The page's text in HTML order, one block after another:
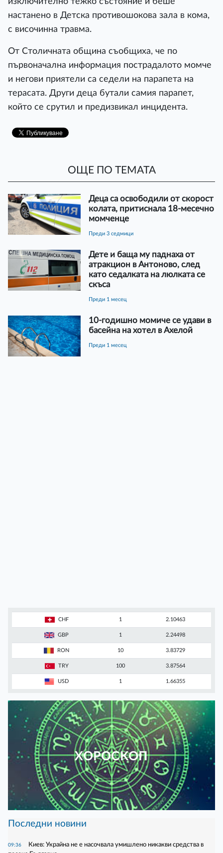
настанено в Детска противошокова зала в кома,
с височинна травма.
От Столичната община съобщиха, че по
първоначална информация пострадалото момче
и негови приятели са седели на парапета на
терасата. Други деца бутали самия парапет,
който се срутил и предизвикал инцидента.
ОЩЕ ПО ТЕМАТА
Деца са освободили от скорост
колата, притиснала 18-месечно
момченце
преди 3 седмици
Дете и баща му паднаха от
атракцион в Антоново, след
като седалката на люлката се
скъса
преди 1 месец
10-годишно момиче се удави в
басейна на хотел в Ахелой
преди 1 месец
CHF 1 2.10463
GBP 1 2.24498
RON 10 3.83729
TRY 100 3.87564
USD 1 1.66355
ХОРОСКОП
Последни новини
09:36
Киев: Украйна не е насочвала умишлено никакви средства в